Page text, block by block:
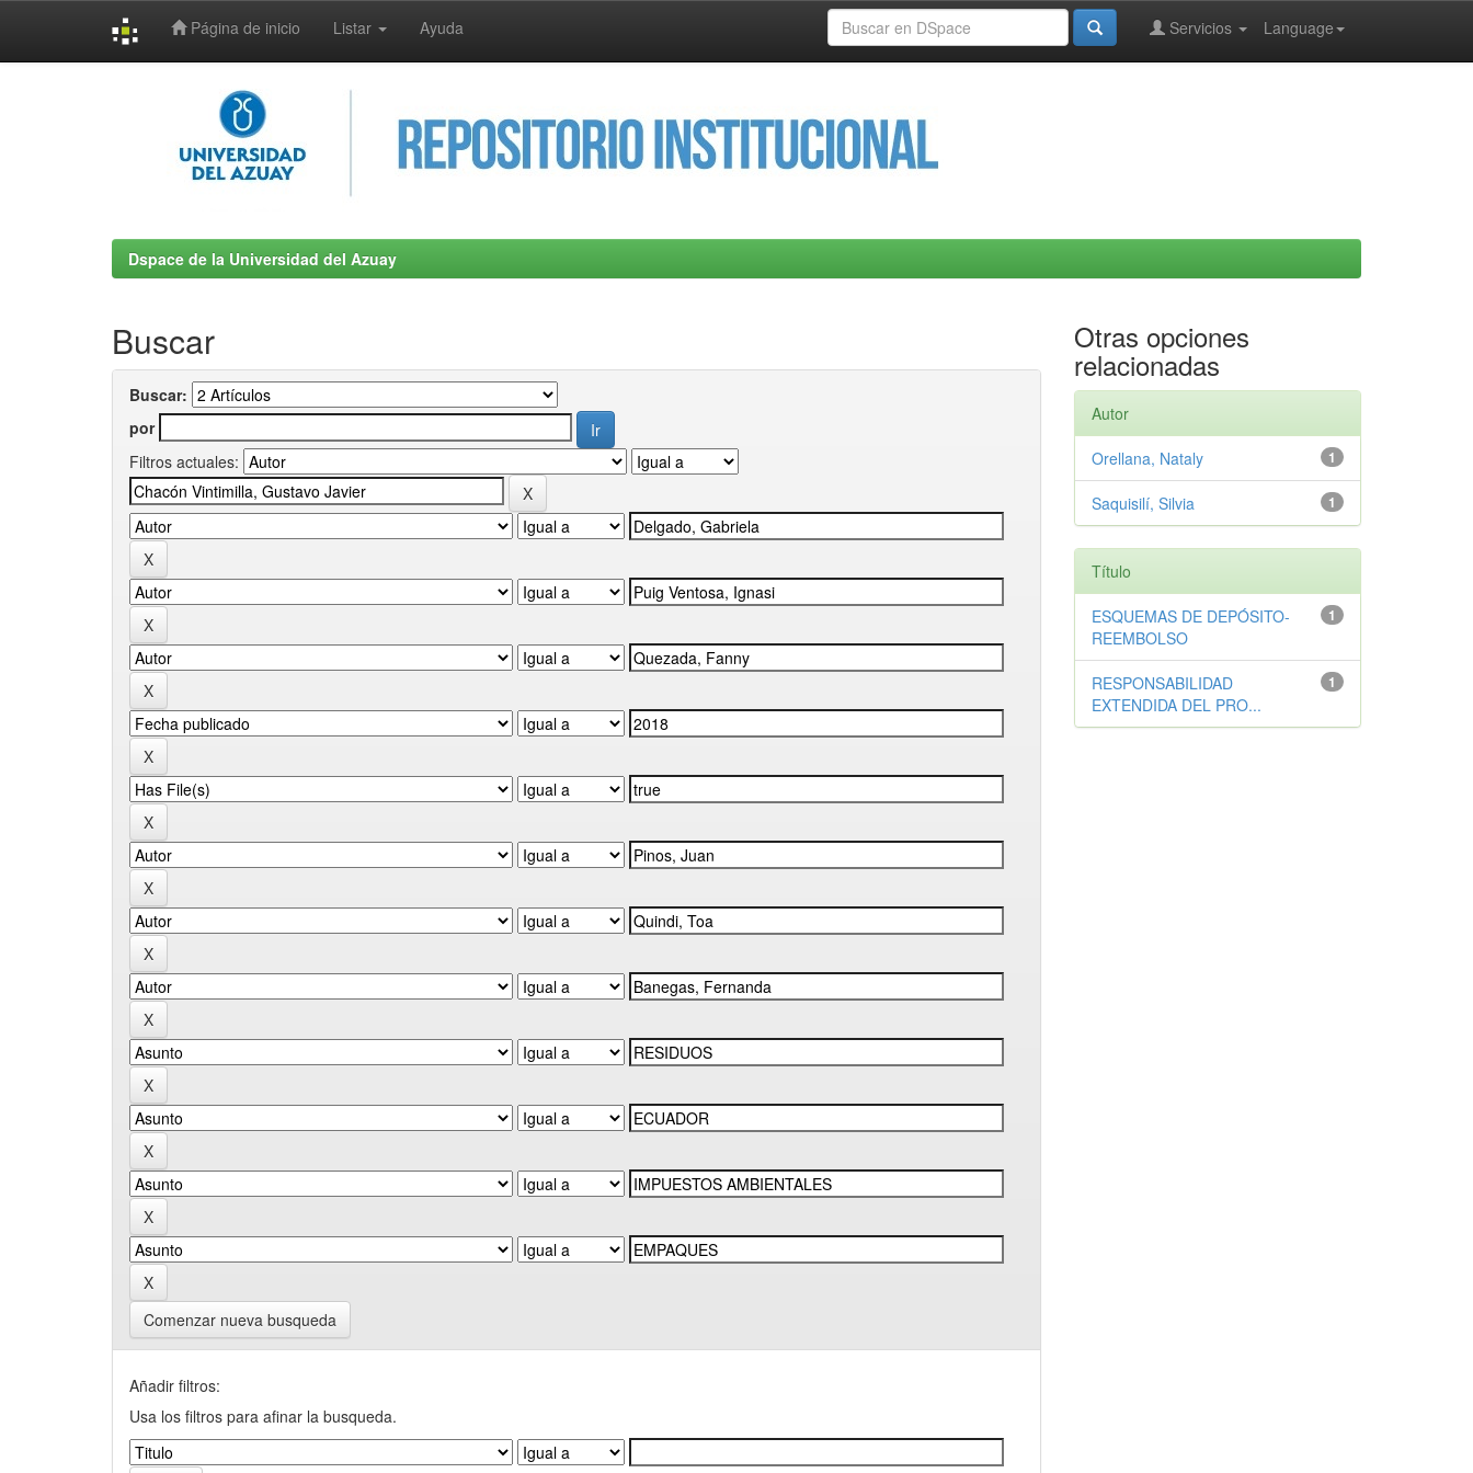
Página de inicio Listar Ayuda Language
Servicios
Dspace de la Universidad del Azuay
Buscar
Buscar:
por
Filtros actuales:
Comenzar nueva busqueda
Añadir filtros:
Usa los filtros para afinar la busqueda.
Otras opciones
relacionadas
Autor
1
Orellana, Nataly
1
Saquisilí, Silvia
Título
1
ESQUEMAS DE DEPÓSITO-
REEMBOLSO
1
RESPONSABILIDAD
EXTENDIDA DEL PRO...